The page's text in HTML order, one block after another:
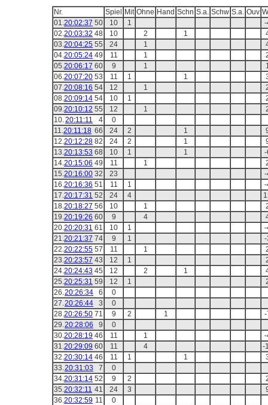
Nr. Spiel Mit Ohne Hand Schn S.a. Schw S.a. Ouv
01.20:02:37 50 10 1
-
02.20:03:32 48 10 2 1
03.20:04:25 55 24 1
04.20:05:24 49 11 1
05.20:06:17 60 9 1
06.20:07:20 53 11 1 1
07.20:08:16 54 12 1
08.20:09:14 54 10 1
09.20:10:12 55 12 1
10.20:11:11 4
0
11.20:11:18 66 24 2 1
12.20:12:28 82 24 2 1
13.20:13:53 68 10 1 1
-
14.20:15:06 49 11 1
15.20:16:00 32 23
-
16.20:16:36 51 11 1
-
17.20:17:31 52 24 4
18.20:18:27 56 10 1
19.20:19:26 60 9 4
20.20:20:31 61 10 1
-
21.20:21:37 74 9 1
-
22.20:22:55 57 11 1
23.20:23:57 43 12 1
24.20:24:43 45 12 2 1
25.20:25:31 59 12 1
26.20:26:34 6
0
27.20:26:44 3
0
28.20:26:50 71 9 2 1
-
29.20:28:06 9
0
30.20:28:19 46 11 1
-
31.20:29:09 60 11 4
-
32.20:30:14 46 11 1 1
33.20:31:03 7
0
34.20:31:14 52 9 2
35.20:32:11 41 24 3
36.20:32:59 11
0